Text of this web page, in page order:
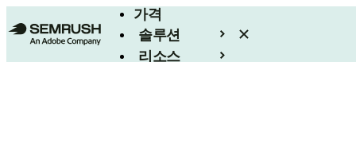
가격
솔루션
리소스